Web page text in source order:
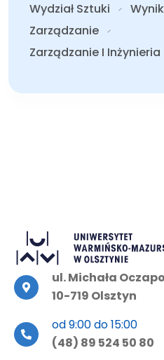
Wydział Sztuki
Zarządzanie
Zarządzanie I
ul. Michała
10-719 Olsztyn
od 9:00 do 15:00
(48) 89 524 50 80